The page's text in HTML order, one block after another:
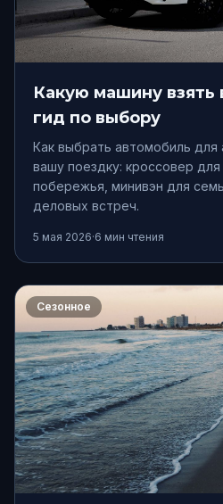
Какую машину взять
гид по выбору
Как выбрать автомобиль
вашу поездку: кроссовер
побережья, минивэн для
деловых встреч.
5 мая 2026·6 мин чтения
Сезонное